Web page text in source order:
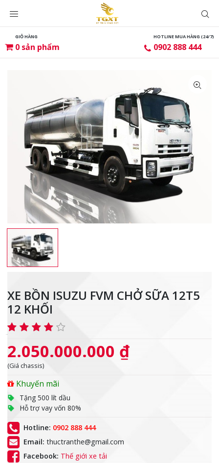
GIỎ HÀNG
0 sản phẩm
HOTLINE MUA HÀNG (24/7)
0902 888 444
XE BỒN ISUZU FVM CHỞ SỮA 12T5
12 KHỐI
2.050.000.000 ₫
(Giá chassis)
Khuyến mãi
Tặng 500 lít dầu
Hỗ trợ vay vốn 80%
Hotline: 0902 888 444
Email: thuctranthe@gmail.com
Facebook: Thế giới xe tải